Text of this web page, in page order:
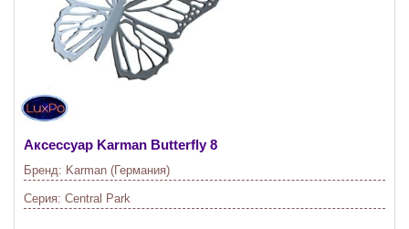
Аксессуар Karman Butterfly 8
Бренд: Karman (Германия)
Серия: Central Park